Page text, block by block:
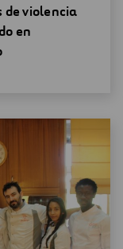
de violencia
en